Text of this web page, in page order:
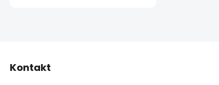
Kontakt